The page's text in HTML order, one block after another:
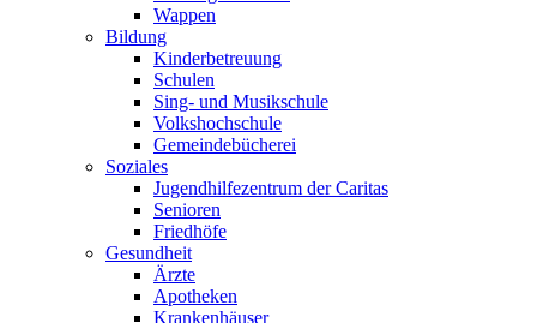
Wappen
Bildung
Kinderbetreuung
Schulen
Sing- und Musikschule
Volkshochschule
Gemeindebücherei
Soziales
Jugendhilfezentrum der Caritas
Senioren
Friedhöfe
Gesundheit
Ärzte
Apotheken
Krankenhäuser